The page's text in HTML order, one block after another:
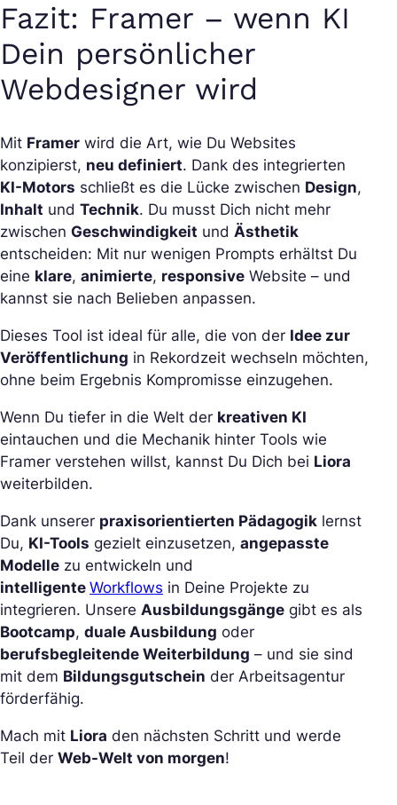
Fazit: Framer – wenn KI
Dein persönlicher
Webdesigner wird
Mit Framer wird die Art, wie Du Websites
konzipierst, neu definiert. Dank des integrierten
KI-Motors schließt es die Lücke zwischen Design,
Inhalt und Technik. Du musst Dich nicht mehr
zwischen Geschwindigkeit und Ästhetik
entscheiden: Mit nur wenigen Prompts erhältst Du
eine klare, animierte, responsive Website – und
kannst sie nach Belieben anpassen.
Dieses Tool ist ideal für alle, die von der Idee zur
Veröffentlichung in Rekordzeit wechseln möchten,
ohne beim Ergebnis Kompromisse einzugehen.
Wenn Du tiefer in die Welt der kreativen KI
eintauchen und die Mechanik hinter Tools wie
Framer verstehen willst, kannst Du Dich bei Liora
weiterbilden.
Dank unserer praxisorientierten Pädagogik lernst
Du, KI-Tools gezielt einzusetzen, angepasste
Modelle zu entwickeln und
intelligente Workflows in Deine Projekte zu
integrieren. Unsere Ausbildungsgänge gibt es als
Bootcamp, duale Ausbildung oder
berufsbegleitende Weiterbildung – und sie sind
mit dem Bildungsgutschein der Arbeitsagentur
förderfähig.
Mach mit Liora den nächsten Schritt und werde
Teil der Web-Welt von morgen!